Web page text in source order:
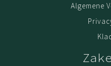
Algemene